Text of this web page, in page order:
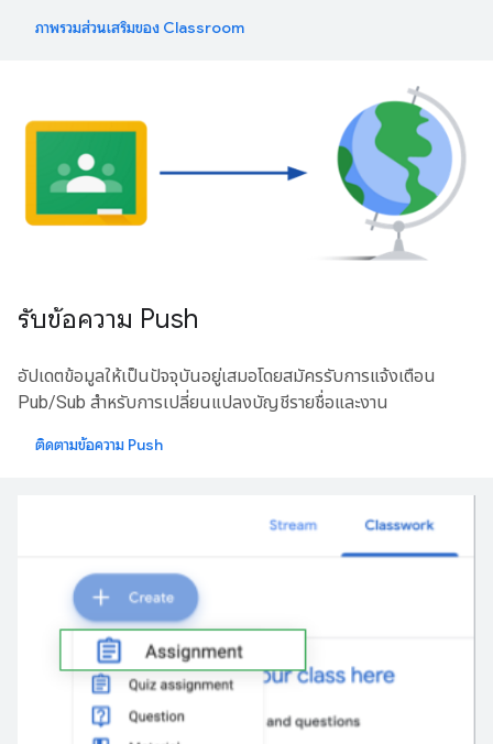
ภาพรวมส่วนเสริมของ Classroom
รับข้อความ Push
อัปเดตข้อมูลให้เป็นปัจจุบันอยู่เสมอโดยสมัครรับการแจ้งเตือน
Pub/Sub สำหรับการเปลี่ยนแปลงบัญชีรายชื่อและงาน
ติดตามข้อความ Push